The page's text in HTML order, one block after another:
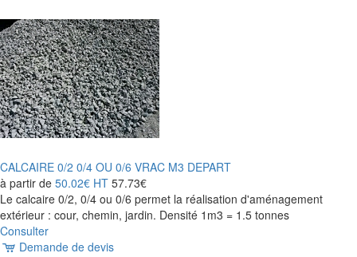
CALCAIRE 0/2 0/4 OU 0/6 VRAC M3 DEPART
à partir de 50.02€ HT 57.73€
Le calcaire 0/2, 0/4 ou 0/6 permet la réalisation d'aménagement
extérieur : cour, chemin, jardin. Densité 1m3 = 1.5 tonnes
Consulter
Demande de devis